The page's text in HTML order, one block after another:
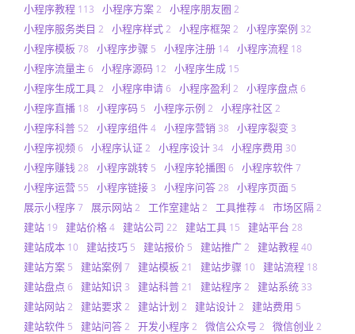
小程序教程 113 小程序方案2 小程序朋友圈 2
小程序服务类目 2 小程序样式2 小程序框架 2 小程序案例 32
小程序模板 78 小程序步骤 5 小程序注册 14 小程序流程 18
小程序流量主 6 小程序源码 12 小程序生成 15
小程序生成工具2 小程序申请6 小程序盈利 2 小程序盘点 6
小程序直播 18 小程序码 5 小程序示例 2 小程序社区 2
小程序科普 52 小程序组件4 小程序营销 38 小程序裂变 3
小程序视频6 小程序认证2 小程序设计 34 小程序费用 30
小程序赚钱28 小程序跳转 5 小程序轮播图 6 小程序软件7
小程序运营 55 小程序链接 3 小程序问答28 小程序页面 5
展示小程序7 展示网站2 工作室建站2 工具推荐4 市场区隔2
建站 19 建站价格4 建站公司 22 建站工具 15 建站平台 28
建站成本 10 建站技巧 5 建站报价 5 建站推广2 建站教程40
建站方案 5 建站案例 7 建站模板 21 建站步骤 10 建站流程 18
建站盘点 6 建站知识 3 建站科普21 建站程序2 建站系统 33
建站网站2 建站要求2 建站计划 2 建站设计2 建站费用 5
建站软件 5 建站问答2 开发小程序2 微信公众号 2 微信创业 2